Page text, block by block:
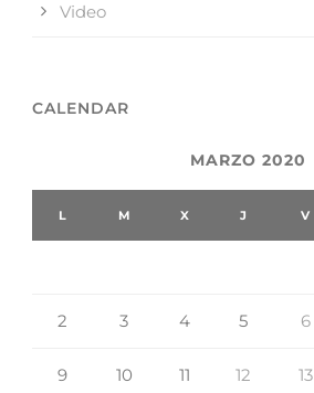
Video
CALENDAR
MARZO 2020
L M X J V
2 3 4 5 6
9 10 11 12 13